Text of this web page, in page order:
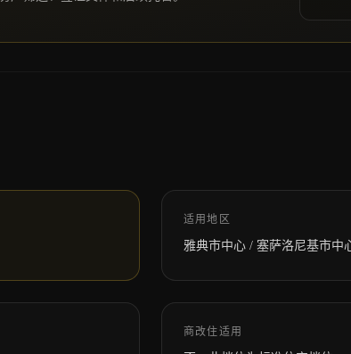
适用地区
雅典市中心 / 塞萨洛尼基市中
商改住适用